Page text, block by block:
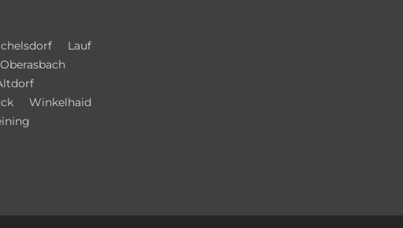
Lauf
Oberasbach
Winkelhaid